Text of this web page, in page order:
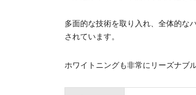
多面的な技術を取り入れ、全体的な
されています。
ホワイトニングも非常にリーズナブル